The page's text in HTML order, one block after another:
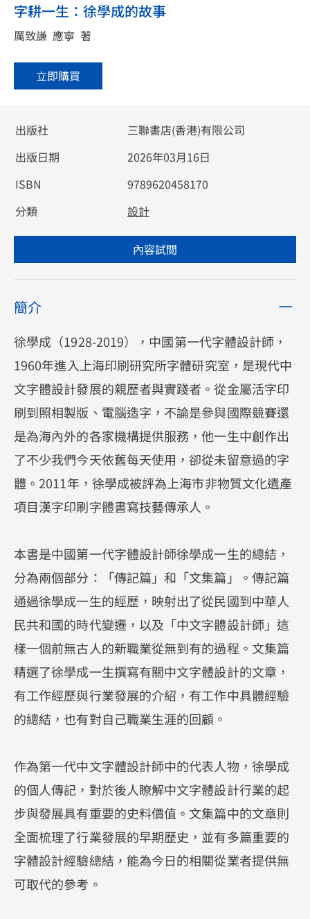
字耕一生：徐學成的故事
厲致謙 應寧 著
立即購買
出版社
三聯書店(香港)有限公司
出版日期
2026年03月16日
ISBN
9789620458170
分類
設計
內容試閲
簡介
徐學成（1928-2019），中國第一代字體設計師，
1960年進入上海印刷研究所字體研究室，是現代中
文字體設計發展的親歷者與實踐者。從金屬活字印
刷到照相製版、電腦造字，不論是參與國際競賽還
是為海內外的各家機構提供服務，他一生中創作出
了不少我們今天依舊每天使用，卻從未留意過的字
體。2011年，徐學成被評為上海市非物質文化遺產
項目漢字印刷字體書寫技藝傳承人。
本書是中國第一代字體設計師徐學成一生的總結，
分為兩個部分：「傳記篇」和「文集篇」。傳記篇
通過徐學成一生的經歷，映射出了從民國到中華人
民共和國的時代變遷，以及「中文字體設計師」這
樣一個前無古人的新職業從無到有的過程。文集篇
精選了徐學成一生撰寫有關中文字體設計的文章，
有工作經歷與行業發展的介紹，有工作中具體經驗
的總結，也有對自己職業生涯的回顧。
作為第一代中文字體設計師中的代表人物，徐學成
的個人傳記，對於後人瞭解中文字體設計行業的起
步與發展具有重要的史料價值。文集篇中的文章則
全面梳理了行業發展的早期歷史，並有多篇重要的
字體設計經驗總結，能為今日的相關從業者提供無
可取代的參考。